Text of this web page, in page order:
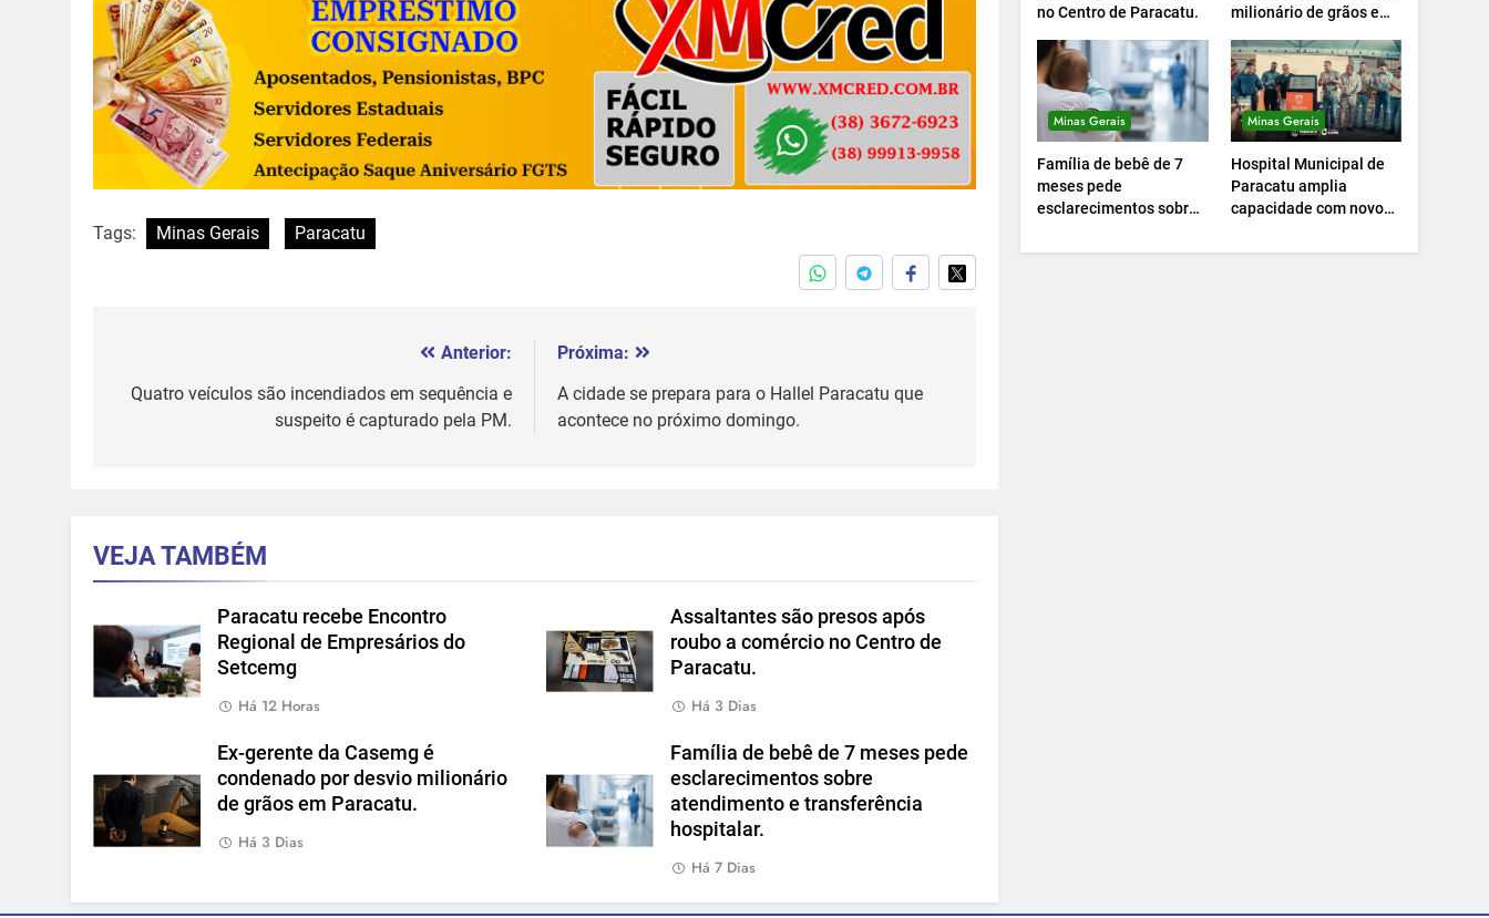
Tags: Minas Gerais Paracatu
de
Anterior:
Quatro veículos são incendiados em sequência e
suspeito é capturado pela PM.
Próxima:
A cidade se prepara para o Hallel Paracatu que
acontece no próximo domingo.
VEJA TAMBÉM
Paracatu recebe Encontro
Regional de Empresários do
Setcemg
Há 12 Horas
Assaltantes são presos após
roubo a comércio no Centro de
Paracatu.
Há 3 Dias
Ex-gerente da Casemg é
condenado por desvio milionário
de grãos em Paracatu.
Há 3 Dias
Família de bebê de 7 meses pede
esclarecimentos sobre
atendimento e transferência
hospitalar.
Há 7 Dias
no Centro de Paracatu.
milionário de grãos em
Minas Gerais
Família de bebê de 7
meses pede
esclarecimentos sobre
transferência
Minas Gerais
Hospital Municipal de
Paracatu amplia
capacidade com novo